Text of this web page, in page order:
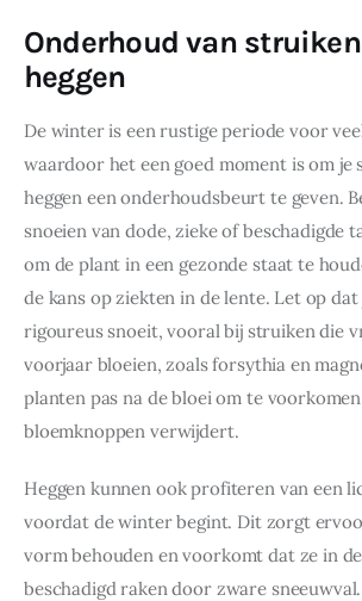
Onderhoud van
heggen
De winter is een rustige periode voor
waardoor het een goed moment is om je
heggen een onderhoudsbeurt te geven.
snoeien van dode, zieke of beschadigde
om de plant in een gezonde staat te
de kans op ziekten in de lente. Let op
rigoureus snoeit, vooral bij struiken die
voorjaar bloeien, zoals forsythia en
planten pas na de bloei om te
bloemknoppen verwijdert.
Heggen kunnen ook profiteren van een
voordat de winter begint. Dit zorgt
vorm behouden en voorkomt dat ze in
beschadigd raken door zware